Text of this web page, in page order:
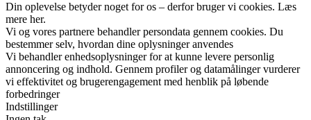
Din oplevelse betyder noget for os – derfor bruger vi cookies. Læs
mere her.
Vi og vores partnere behandler persondata gennem cookies. Du
bestemmer selv, hvordan dine oplysninger anvendes
Vi behandler enhedsoplysninger for at kunne levere personlig
annoncering og indhold. Gennem profiler og datamålinger vurderer
vi effektivitet og brugerengagement med henblik på løbende
forbedringer
Indstillinger